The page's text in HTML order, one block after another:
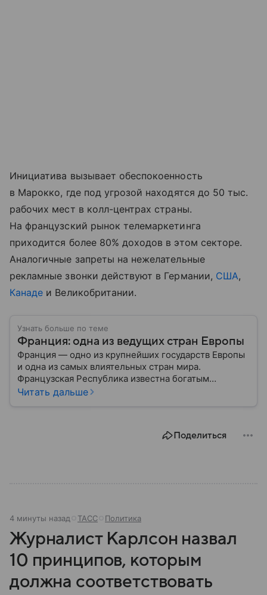
Инициатива вызывает обеспокоенность
в Марокко, где под угрозой находятся до 50 тыс.
рабочих мест в колл-центрах страны.
На французский рынок телемаркетинга
приходится более 80% доходов в этом секторе.
Аналогичные запреты на нежелательные
рекламные звонки действуют в Германии, США,
Канаде и Великобритании.
Узнать больше по теме
Франция: одна из ведущих стран Европы
Франция — одно из крупнейших государств Европы
и одна из самых влиятельных стран мира.
Французская Республика известна богатым
культурным наследием, развитой экономикой,
Читать дальше
Поделиться
4 минуты назад ТАСС Политика
Журналист Карлсон назвал
10 принципов, которым
должна соответствовать